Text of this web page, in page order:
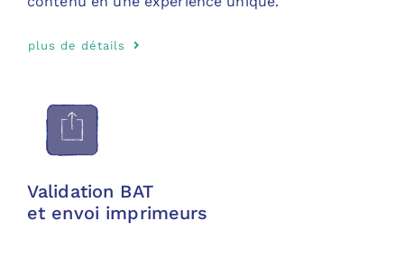
plus de détails
Validation BAT
et envoi imprimeurs